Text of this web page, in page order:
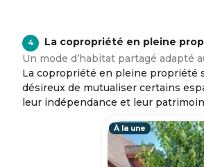
4
La copropriété en pleine
Un mode d’habitat partagé adapté
La copropriété en pleine propriété
désireux de mutualiser certains
leur indépendance et leur
À la une